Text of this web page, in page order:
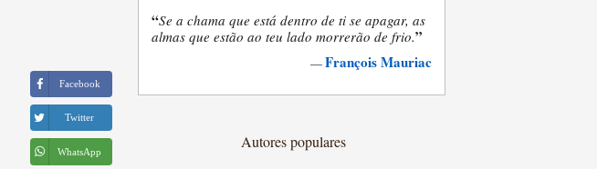
Facebook
Twitter
WhatsApp
“Se a chama que está dentro de ti se apagar, as
almas que estão ao teu lado morrerão de frio.”
—François Mauriac
Autores populares